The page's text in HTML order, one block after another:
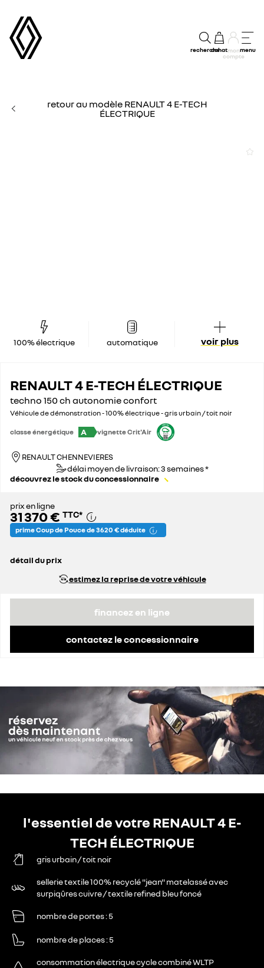
rechercheachatmon
compte
menu
retour au modèle RENAULT 4 E-TECH
ÉLECTRIQUE
100% électrique automatique voir plus
RENAULT 4 E-TECH ÉLECTRIQUE
techno 150 ch autonomie confort
Véhicule de démonstration - 100% électrique - gris urbain / toit noir
classe énergétique A vignette Crit'Air
RENAULT CHENNEVIERES
délai moyen de livraison: 3 semaines *
découvrez le stock du concessionnaire
prix en ligne
31 370 € TTC*
prime Coup de Pouce de 3 620 € déduite
détail du prix
remise concessionnaire déduiteestimez la reprise de votre véhicule
financez en ligne
contactez le concessionnaire
l'essentiel de votre RENAULT 4 E-
TECH ÉLECTRIQUE
gris urbain / toit noir
sellerie textile 100% recyclé "jean" matelassé avec
surpiqûres cuivre / textile refined bleu foncé
nombre de portes 5
nombre de places 5
consommation électrique cycle combiné WLTP